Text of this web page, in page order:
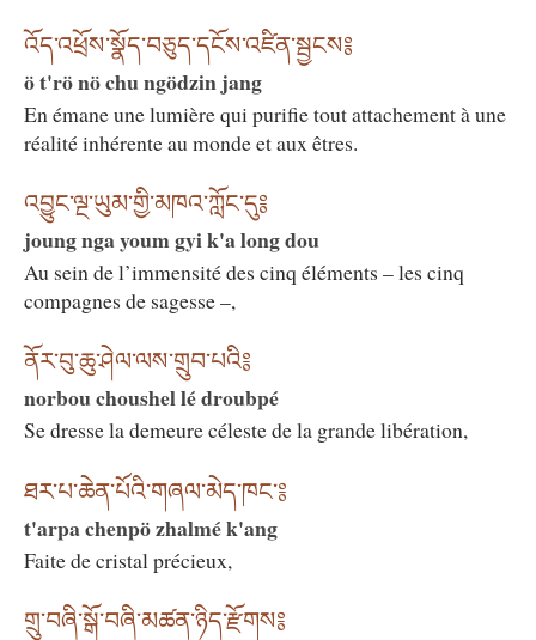
འོད་འཕྲོས་སྣོད་བཅུད་དངོས་འཛིན་སྦྱངས༔
ö t'rö nö chu ngödzin jang
En émane une lumière qui purifie tout attachement à une
réalité inhérente au monde et aux êtres.
འབྱུང་ལྔ་ཡུམ་གྱི་མཁའ་ཀློང་དུ༔
joung nga youm gyi k'a long dou
Au sein de l’immensité des cinq éléments – les cinq
compagnes de sagesse –,
ནོར་བུ་ཆུ་ཤེལ་ལས་གྲུབ་པའི༔
norbou choushel lé droubpé
Se dresse la demeure céleste de la grande libération,
ཐར་པ་ཆེན་པོའི་གཞལ་མེད་ཁང་༔
t'arpa chenpö zhalmé k'ang
Faite de cristal précieux,
གྲུ་བཞི་སྒོ་བཞི་མཚན་ཉིད་རྫོགས༔